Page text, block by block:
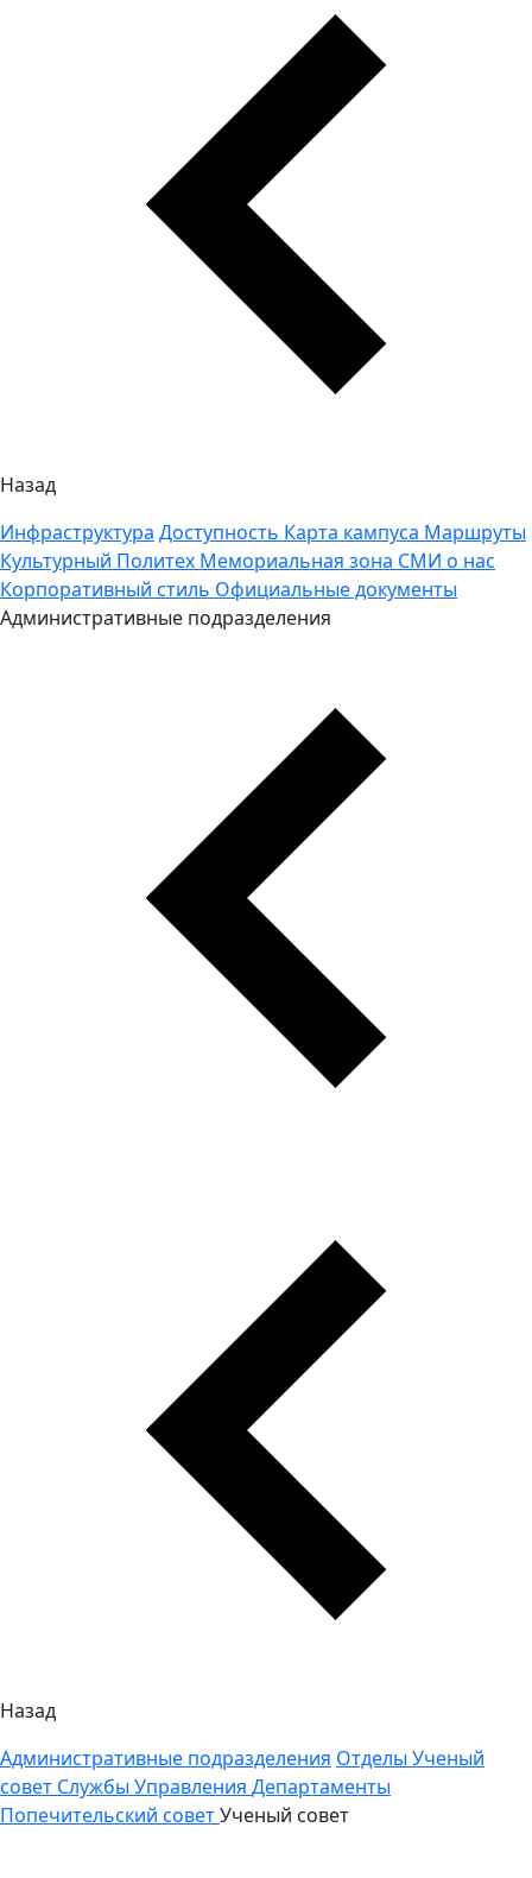
Назад
Инфраструктура Доступность Карта кампуса Маршруты
Культурный Политех Мемориальная зона СМИ о нас
Корпоративный стиль Официальные документы
Административные подразделения
Назад
Административные подразделения Отделы Ученый
совет Службы Управления Департаменты
Попечительский советУченый совет